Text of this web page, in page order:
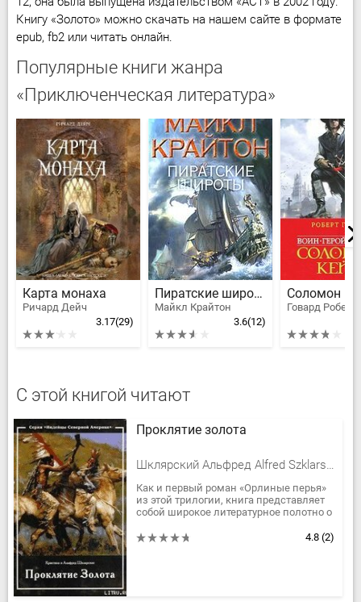
Книгу «Золото» можно скачать на нашем сайте в формате
epub, fb2 или читать онлайн.
Популярные книги жанра
«Приключенческая литература»
Карта монаха
Ричард Дейч
3.17(29)
Пиратские широты
Майкл Крайтон
3.6(12)
Говард
С этой книгой читают
Проклятие золота
Шклярский Альфред Alfred Szklarski, Шклярская Кристина
Как и первый роман «Орлиные перья»
из этой трилогии, книга представляет
собой широкое литературное полотно о
книге много батальных...
4.8 (2)